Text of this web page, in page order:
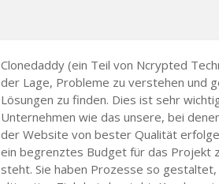
Clonedaddy (ein Teil von Ncrypted
der Lage, Probleme zu verstehen und
Lösungen zu finden. Dies ist sehr
Unternehmen wie das unsere, bei
der Website von bester Qualität
ein begrenztes Budget für das Projekt
steht. Sie haben Prozesse so gestaltet,